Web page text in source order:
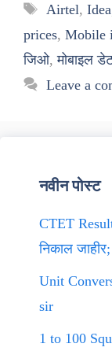
Tags
Airtel, Idea
prices, Mobile
जिओ,मोबाइल
Leave a
नवीन पोस्ट
CTET Result
निकाल
Unit
sir
1 to 100